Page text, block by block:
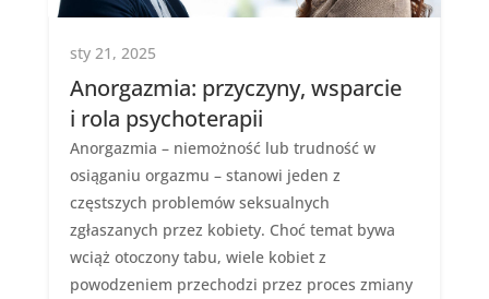
Anorgazmia: przyczyny, wsparcie
i rola psychoterapii
sty 21, 2025
Anorgazmia – niemożność lub trudność w
osiąganiu orgazmu – stanowi jeden z
częstszych problemów seksualnych
zgłaszanych przez kobiety. Choć temat bywa
wciąż otoczony tabu, wiele kobiet z
powodzeniem przechodzi przez proces zmiany